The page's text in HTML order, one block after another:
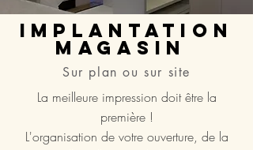
IMPLANTATION
MAGASIN
Sur plan ou sur site
La meilleure impression doit être la
première !
L'organisation de votre ouverture, de la